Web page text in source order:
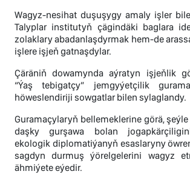
Wagyz-nesihat duşuşygy amaly işler
Talyplar institutyň çägindäki baglara
zolaklary abadanlaşdyrmak hem-de
işlere işjeň gatnaşdylar.
Çäräniň dowamynda aýratyn işjeňlik
“Ýaş tebigatçy” jemgyýetçilik
höweslendiriji sowgatlar bilen sylaglandy.
Guramaçylaryň bellemeklerine görä,
daşky gurşawa bolan
ekologik diplomatiýanyň esaslaryny
sagdyn durmuş ýörelgelerini wagyz
ähmiýete eýedir.